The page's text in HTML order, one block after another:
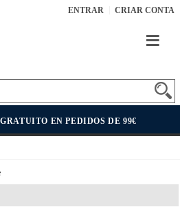
ENTRAR CRIAR CONTA
EN PEDIDOS DE 99€